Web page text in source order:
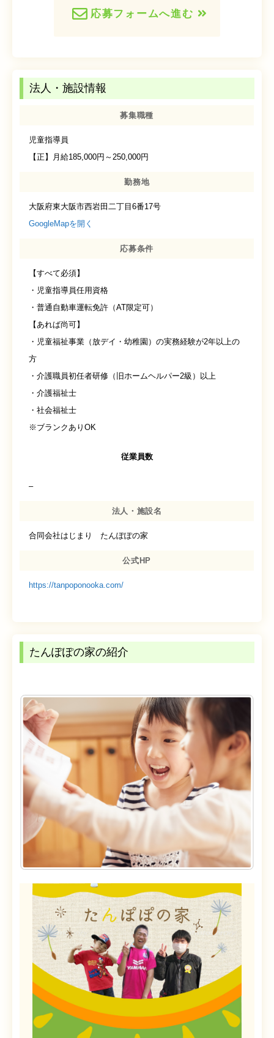
応募フォームへ進む
法人・施設情報
募集職種
児童指導員
【正】月給185,000円～250,000円
勤務地
大阪府東大阪市西岩田二丁目6番17号
GoogleMapを開く
応募条件
【すべて必須】
・児童指導員任用資格
・普通自動車運転免許（AT限定可）
【あれば尚可】
・児童福祉事業（放デイ・幼稚園）の実務経験が2年以上の
方
・介護職員初任者研修（旧ホームヘルパー2級）以上
・介護福祉士
・社会福祉士
※ブランクありOK
従業員数
–
法人・施設名
合同会社はじまり たんぽぽの家
公式HP
https://tanpoponooka.com/
たんぽぽの家の紹介